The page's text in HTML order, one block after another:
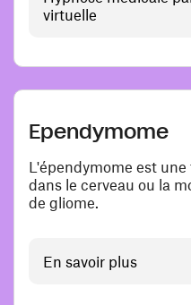
virtuelle
Ependymome
L'épendymome est
dans le cerveau ou la
de gliome.
En savoir plus